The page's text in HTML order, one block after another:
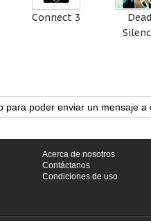
Connect 3
Dead
para poder enviar un mensaje a
Acerca de nosotros
Contáctanos
Condiciones de uso